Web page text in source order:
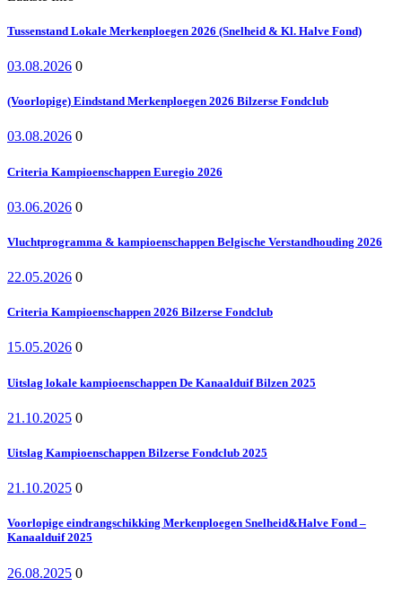
Tussenstand Lokale Merkenploegen 2026 (Snelheid & Kl. Halve Fond)
03.08.2026 0
(Voorlopige) Eindstand Merkenploegen 2026 Bilzerse Fondclub
03.08.2026 0
Criteria Kampioenschappen Euregio 2026
03.06.2026 0
Vluchtprogramma & kampioenschappen Belgische Verstandhouding 2026
22.05.2026 0
Criteria Kampioenschappen 2026 Bilzerse Fondclub
15.05.2026 0
Uitslag lokale kampioenschappen De Kanaalduif Bilzen 2025
21.10.2025 0
Uitslag Kampioenschappen Bilzerse Fondclub 2025
21.10.2025 0
Voorlopige eindrangschikking Merkenploegen Snelheid&Halve Fond –
Kanaalduif 2025
26.08.2025 0